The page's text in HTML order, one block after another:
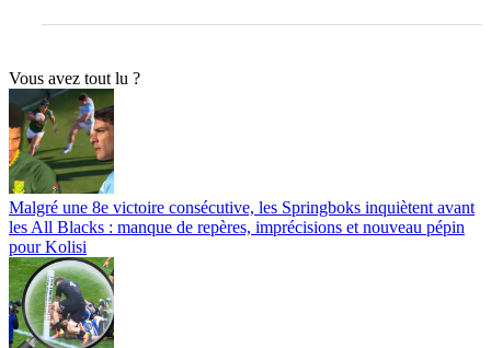
Vous avez tout lu ?
Malgré une 8e victoire consécutive, les Springboks inquiètent avant
les All Blacks : manque de repères, imprécisions et nouveau pépin
pour Kolisi